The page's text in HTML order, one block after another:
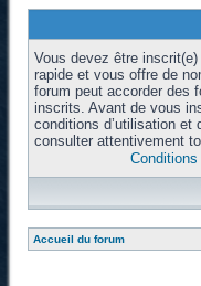
Vous devez être
rapide et vous offre de
forum peut accorder des
inscrits. Avant de vous
conditions d’utilisation et
consulter attentivement
Conditions
Accueil du forum